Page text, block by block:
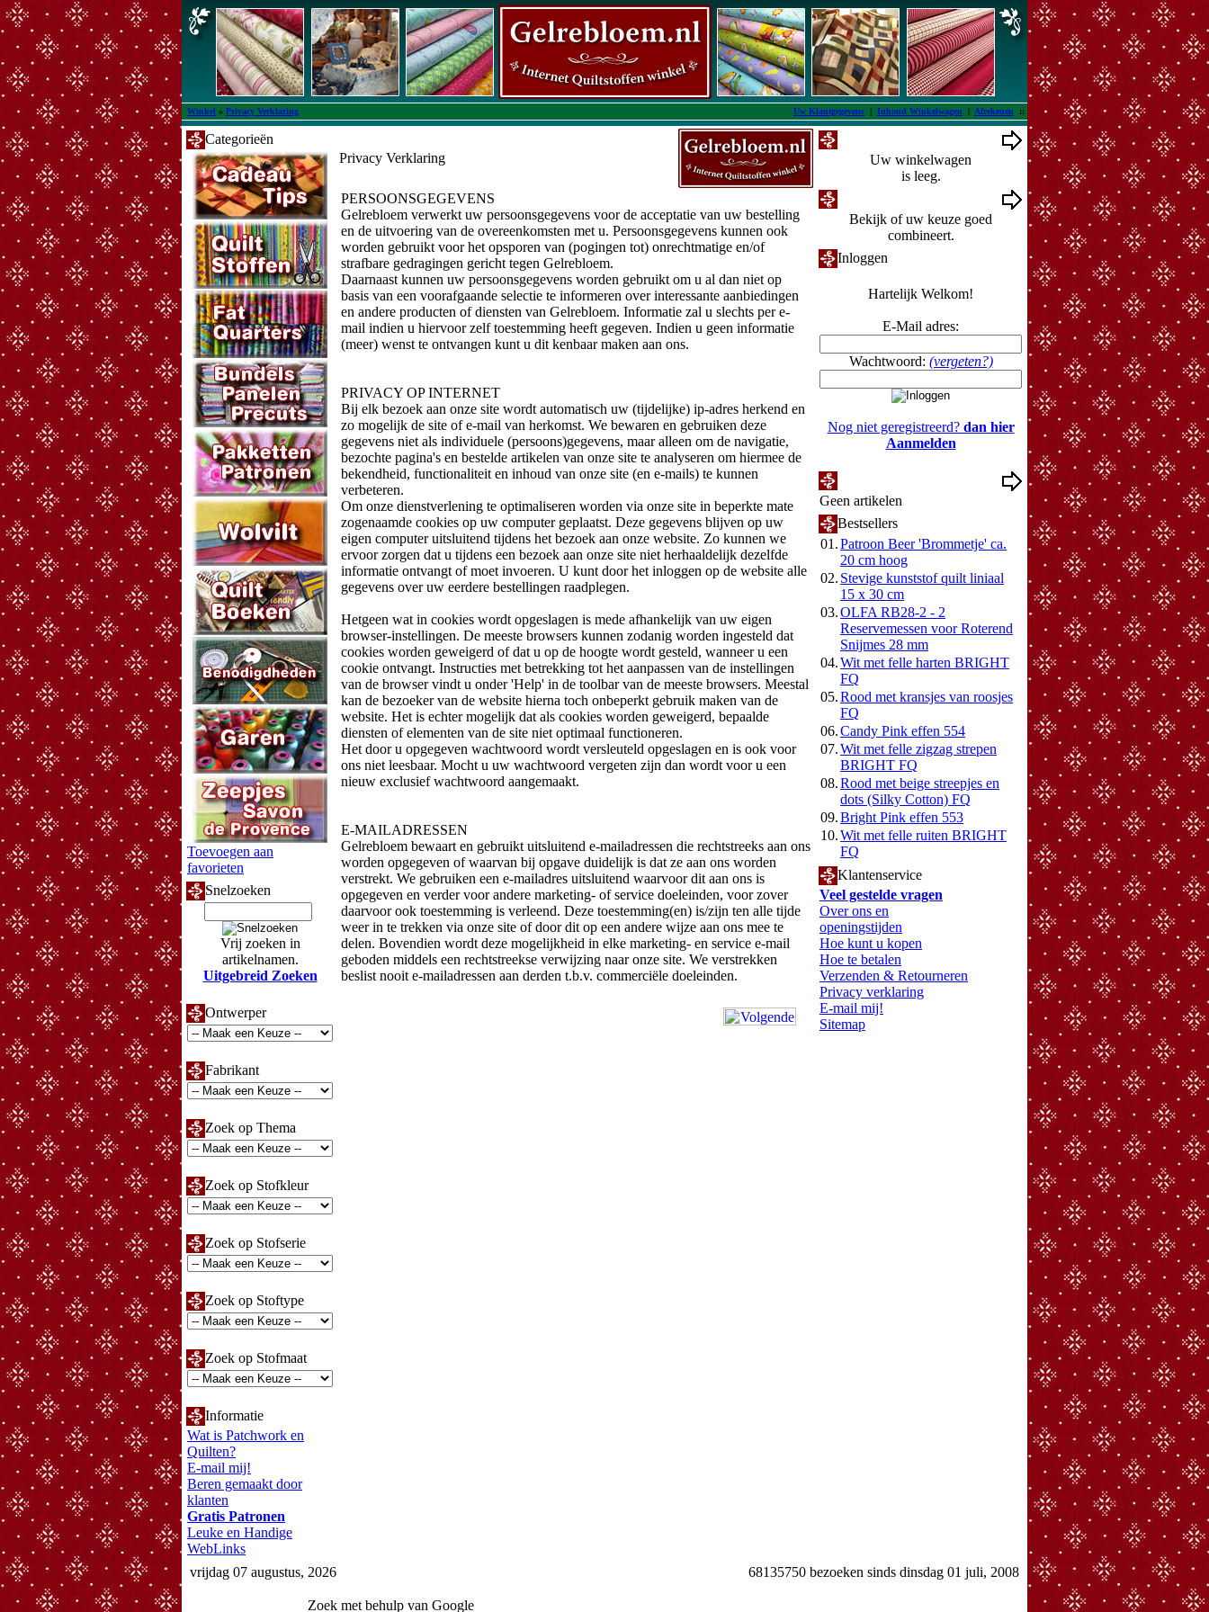
Winkel » Privacy Verklaring Uw Klantgegevens | Inhoud Winkelwagen | Afrekenen ::
Categorieën
Toevoegen aan
favorieten
Snelzoeken
Vrij zoeken in
artikelnamen.
Uitgebreid Zoeken
Ontwerper
Fabrikant
Zoek op Thema
Zoek op Stofkleur
Zoek op Stofserie
Zoek op Stoftype
Zoek op Stofmaat
Informatie
Wat is Patchwork en
Quilten?
E-mail mij!
Beren gemaakt door
klanten
Gratis Patronen
Leuke en Handige
WebLinks
Privacy Verklaring
PERSOONSGEGEVENS
Gelrebloem verwerkt uw persoonsgegevens voor de acceptatie van uw bestelling
en de uitvoering van de overeenkomsten met u. Persoonsgegevens kunnen ook
worden gebruikt voor het opsporen van (pogingen tot) onrechtmatige en/of
strafbare gedragingen gericht tegen Gelrebloem.
Daarnaast kunnen uw persoonsgegevens worden gebruikt om u al dan niet op
basis van een voorafgaande selectie te informeren over interessante aanbiedingen
en andere producten of diensten van Gelrebloem. Informatie zal u slechts per e-
mail indien u hiervoor zelf toestemming heeft gegeven. Indien u geen informatie
(meer) wenst te ontvangen kunt u dit kenbaar maken aan ons.
PRIVACY OP INTERNET
Bij elk bezoek aan onze site wordt automatisch uw (tijdelijke) ip-adres herkend en
zo mogelijk de site of e-mail van herkomst. We bewaren en gebruiken deze
gegevens niet als individuele (persoons)gegevens, maar alleen om de navigatie,
bezochte pagina's en bestelde artikelen van onze site te analyseren om hiermee de
bekendheid, functionaliteit en inhoud van onze site (en e-mails) te kunnen
verbeteren.
Om onze dienstverlening te optimaliseren worden via onze site in beperkte mate
zogenaamde cookies op uw computer geplaatst. Deze gegevens blijven op uw
eigen computer uitsluitend tijdens het bezoek aan onze website. Zo kunnen we
ervoor zorgen dat u tijdens een bezoek aan onze site niet herhaaldelijk dezelfde
informatie ontvangt of moet invoeren. U kunt door het inloggen op de website alle
gegevens over uw eerdere bestellingen raadplegen.
Hetgeen wat in cookies wordt opgeslagen is mede afhankelijk van uw eigen
browser-instellingen. De meeste browsers kunnen zodanig worden ingesteld dat
cookies worden geweigerd of dat u op de hoogte wordt gesteld, wanneer u een
cookie ontvangt. Instructies met betrekking tot het aanpassen van de instellingen
van de browser vindt u onder 'Help' in de toolbar van de meeste browsers. Meestal
kan de bezoeker van de website hierna toch onbeperkt gebruik maken van de
website. Het is echter mogelijk dat als cookies worden geweigerd, bepaalde
diensten of elementen van de site niet optimaal functioneren.
Het door u opgegeven wachtwoord wordt versleuteld opgeslagen en is ook voor
ons niet leesbaar. Mocht u uw wachtwoord vergeten zijn dan wordt voor u een
nieuw exclusief wachtwoord aangemaakt.
E-MAILADRESSEN
Gelrebloem bewaart en gebruikt uitsluitend e-mailadressen die rechtstreeks aan ons
worden opgegeven of waarvan bij opgave duidelijk is dat ze aan ons worden
verstrekt. We gebruiken een e-mailadres uitsluitend waarvoor dit aan ons is
opgegeven en verder voor andere marketing- of service doeleinden, voor zover
daarvoor ook toestemming is verleend. Deze toestemming(en) is/zijn ten alle tijde
weer in te trekken via onze site of door dit op een andere wijze aan ons mee te
delen. Bovendien wordt deze mogelijkheid in elke marketing- en service e-mail
geboden middels een rechtstreekse verwijzing naar onze site. We verstrekken
beslist nooit e-mailadressen aan derden t.b.v. commerciële doeleinden.
Uw winkelwagen
is leeg.
Bekijk of uw keuze goed
combineert.
Inloggen
Hartelijk Welkom!
E-Mail adres:
Wachtwoord: (vergeten?)
Nog niet geregistreerd? dan hier
Aanmelden
Geen artikelen
Bestsellers
01.Patroon Beer 'Brommetje' ca.
20 cm hoog
02. Stevige kunststof quilt liniaal
15 x 30 cm
03.OLFA RB28-2 - 2
Reservemessen voor Roterend
Snijmes 28 mm
04.Wit met felle harten BRIGHT
FQ
05.Rood met kransjes van roosjes
FQ
06.Candy Pink effen 554
07.Wit met felle zigzag strepen
BRIGHT FQ
08.Rood met beige streepjes en
dots (Silky Cotton) FQ
09.Bright Pink effen 553
10.Wit met felle ruiten BRIGHT
FQ
Klantenservice
Veel gestelde vragen
Over ons en
openingstijden
Hoe kunt u kopen
Hoe te betalen
Verzenden & Retourneren
Privacy verklaring
E-mail mij!
Sitemap
vrijdag 07 augustus, 2026 68135750 bezoeken sinds dinsdag 01 juli, 2008
Zoek met behulp van Google